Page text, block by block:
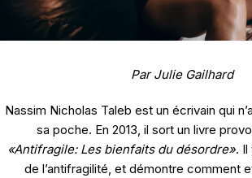
Par Julie Gailhard
Nassim Nicholas Taleb est un écrivain qui
sa poche. En 2013, il sort un livre
«Antifragile: Les bienfaits du désordre». Il
de l’antifragilité, et démontre comment